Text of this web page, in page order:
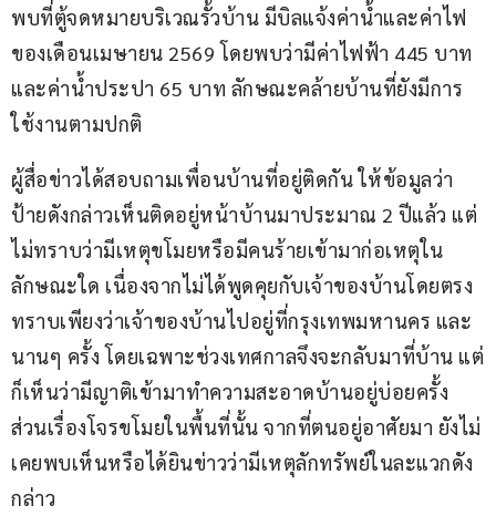
พบที่ตู้จดหมายบริเวณรั้วบ้าน มีบิลแจ้งค่าน้ำและค่าไฟ
ของเดือนเมษายน 2569 โดยพบว่ามีค่าไฟฟ้า 445 บาท
และค่าน้ำประปา 65 บาท ลักษณะคล้ายบ้านที่ยังมีการ
ใช้งานตามปกติ
ผู้สื่อข่าวได้สอบถามเพื่อนบ้านที่อยู่ติดกัน ให้ข้อมูลว่า
ป้ายดังกล่าวเห็นติดอยู่หน้าบ้านมาประมาณ 2 ปีแล้ว แต่
ไม่ทราบว่ามีเหตุขโมยหรือมีคนร้ายเข้ามาก่อเหตุใน
ลักษณะใด เนื่องจากไม่ได้พูดคุยกับเจ้าของบ้านโดยตรง
ทราบเพียงว่าเจ้าของบ้านไปอยู่ที่กรุงเทพมหานคร และ
นานๆ ครั้ง โดยเฉพาะช่วงเทศกาลจึงจะกลับมาที่บ้าน แต่
ก็เห็นว่ามีญาติเข้ามาทำความสะอาดบ้านอยู่บ่อยครั้ง
ส่วนเรื่องโจรขโมยในพื้นที่นั้น จากที่ตนอยู่อาศัยมา ยังไม่
เคยพบเห็นหรือได้ยินข่าวว่ามีเหตุลักทรัพย์ในละแวกดัง
กล่าว